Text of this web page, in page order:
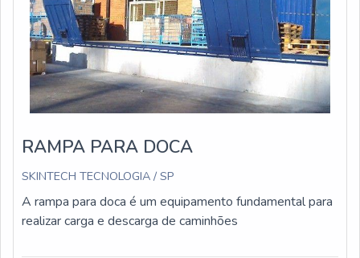
RAMPA PARA DOCA
SKINTECH TECNOLOGIA / SP
A rampa para doca é um equipamento fundamental para
realizar carga e descarga de caminhões